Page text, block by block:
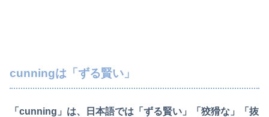
cunningは「ずる賢い」
「cunning」は、日本語では「ずる賢い」「狡猾な」「抜